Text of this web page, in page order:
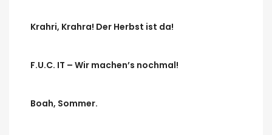
Krahri, Krahra! Der Herbst ist da!
F.U.C. IT – Wir machen’s nochmal!
Boah, Sommer.